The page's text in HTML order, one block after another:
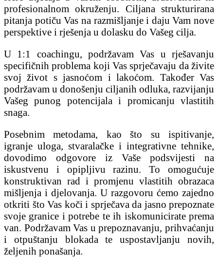
profesionalnom okruženju. Ciljana strukturirana
pitanja potiču Vas na razmišljanje i daju Vam nove
perspektive i rješenja u dolasku do Vašeg cilja.
U 1:1 coachingu, podržavam Vas u rješavanju
specifičnih problema koji Vas sprječavaju da živite
svoj život s jasnoćom i lakoćom. Također Vas
podržavam u donošenju ciljanih odluka, razvijanju
Vašeg punog potencijala i promicanju vlastitih
snaga.
Posebnim metodama, kao što su ispitivanje,
igranje uloga, stvaralačke i integrativne tehnike,
dovodimo odgovore iz Vaše podsvijesti na
iskustvenu i opipljivu razinu. To omogućuje
konstruktivan rad i promjenu vlastitih obrazaca
mišljenja i djelovanja. U razgovoru ćemo zajedno
otkriti što Vas koči i sprječava da jasno prepoznate
svoje granice i potrebe te ih iskomunicirate prema
van. Podržavam Vas u prepoznavanju, prihvaćanju
i otpuštanju blokada te uspostavljanju novih,
željenih ponašanja.